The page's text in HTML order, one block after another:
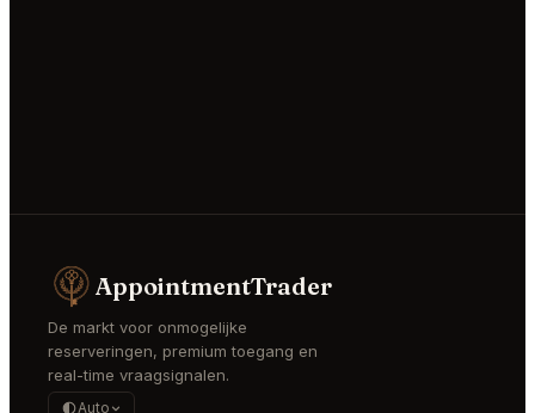
AppointmentTrader
De markt voor onmogelijke
reserveringen, premium toegang en
real-time vraagsignalen.
Auto